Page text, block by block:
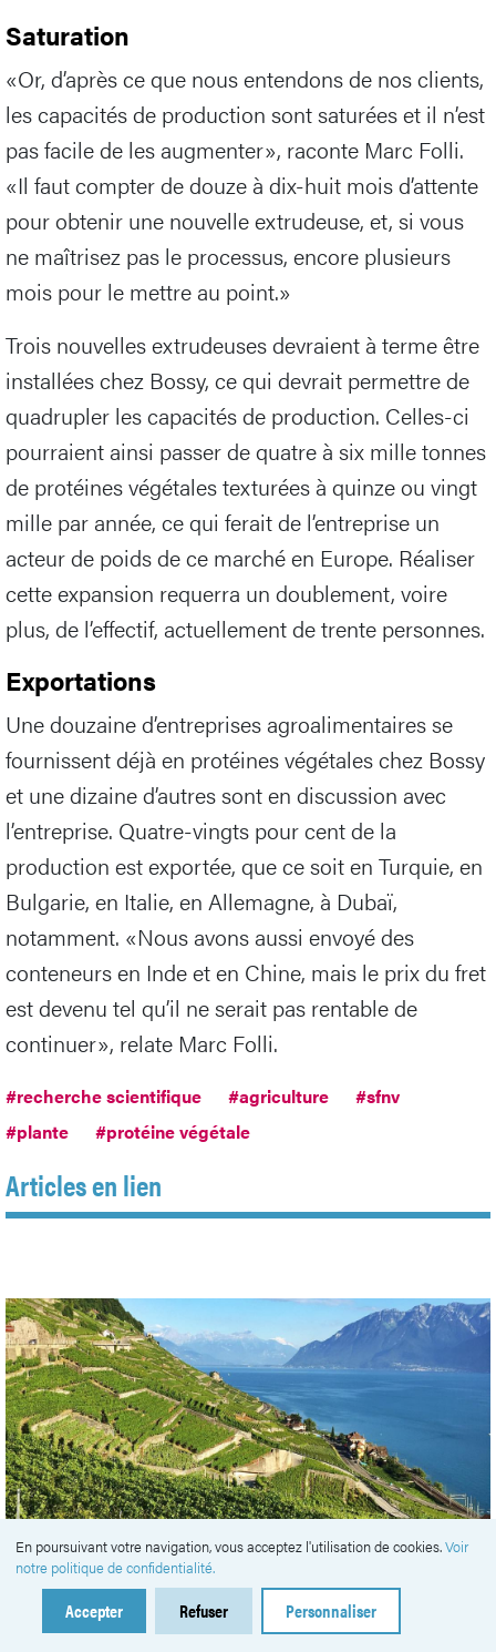
Saturation
«Or, d’après ce que nous entendons de nos clients,
les capacités de production sont saturées et il n’est
pas facile de les augmenter», raconte Marc Folli.
«Il faut compter de douze à dix-huit mois d’attente
pour obtenir une nouvelle extrudeuse, et, si vous
ne maîtrisez pas le processus, encore plusieurs
mois pour le mettre au point.»
Trois nouvelles extrudeuses devraient à terme être
installées chez Bossy, ce qui devrait permettre de
quadrupler les capacités de production. Celles-ci
pourraient ainsi passer de quatre à six mille tonnes
de protéines végétales texturées à quinze ou vingt
mille par année, ce qui ferait de l’entreprise un
acteur de poids de ce marché en Europe. Réaliser
cette expansion requerra un doublement, voire
plus, de l’effectif, actuellement de trente personnes.
Exportations
Une douzaine d’entreprises agroalimentaires se
fournissent déjà en protéines végétales chez Bossy
et une dizaine d’autres sont en discussion avec
l’entreprise. Quatre-vingts pour cent de la
production est exportée, que ce soit en Turquie, en
Bulgarie, en Italie, en Allemagne, à Dubaï,
notamment. «Nous avons aussi envoyé des
conteneurs en Inde et en Chine, mais le prix du fret
est devenu tel qu’il ne serait pas rentable de
continuer», relate Marc Folli.
#recherche scientifique #agriculture
#sfnv
#plante
#protéine végétale
Articles en lien
Viticulture
En poursuivant votre navigation, vous acceptez l'utilisation de cookies.Voir
notre politique de confidentialité.
Accepter Refuser Personnaliser